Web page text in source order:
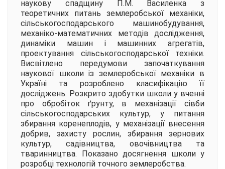
наукову спадщину П.М. Василенка з
теоретичних питань землеробської механіки,
сільськогосподарського машинобудування,
механіко-математичних методів дослідження,
динаміки машин і машинних агрегатів,
проектування сільськогосподарської техніки.
Висвітлено передумови започаткування
наукової школи із землеробської механіки в
Україні та розроблено класифікацію її
досліджень. Розкрито здобутки школи у вченні
про обробіток ґрунту, в механізації сівби
сільськогосподарських культур, у питання
збирання коренеплодів, у механізації внесення
добрив, захисту рослин, збирання зернових
культур, садівництва, овочівництва та
тваринництва. Показано досягнення школи у
розробці технологій точного землеробства.